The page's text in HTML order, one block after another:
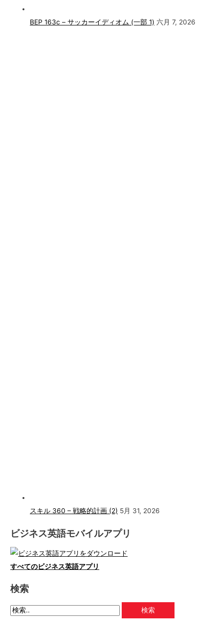
BEP 163c – サッカーイディオム (一部 1) 六月 7, 2026
スキル 360 – 戦略的計画 (2) 5月 31, 2026
ビジネス英語モバイルアプリ
すべてのビジネス英語アプリ
検索